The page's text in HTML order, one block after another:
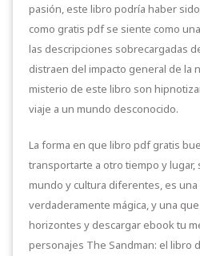
pasión, este libro podría haber
como gratis pdf se siente como
las descripciones sobrecargadas
distraen del impacto general de la
misterio de este libro son
viaje a un mundo desconocido.
La forma en que libro pdf gratis
transportarte a otro tiempo y
mundo y cultura diferentes, es
verdaderamente mágica, y una
horizontes y descargar ebook tu
personajes The Sandman: el libro